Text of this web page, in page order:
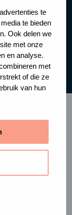
te
te bieden
Ook delen we
met onze
en analyse.
met
of die ze
van hun